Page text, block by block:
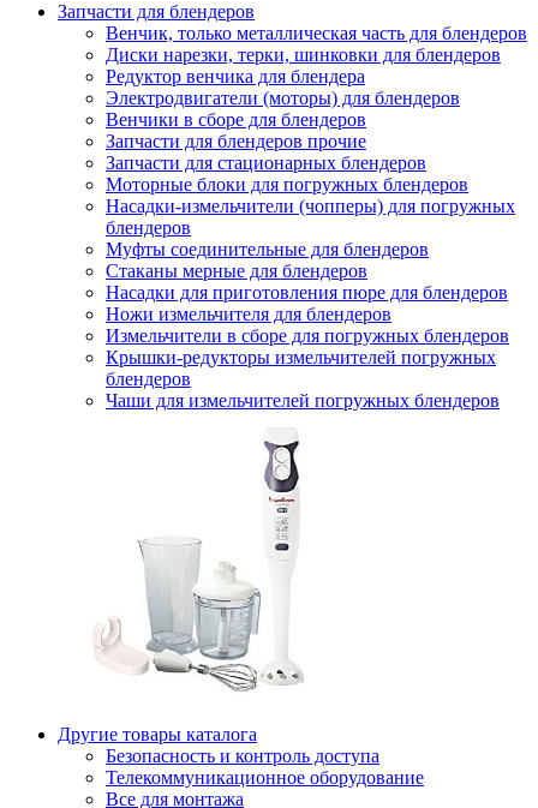
Запчасти для блендеров
Венчик, только металлическая часть для блендеров
Диски нарезки, терки, шинковки для блендеров
Редуктор венчика для блендера
Электродвигатели (моторы) для блендеров
Венчики в сборе для блендеров
Запчасти для блендеров прочие
Запчасти для стационарных блендеров
Моторные блоки для погружных блендеров
Насадки-измельчители (чопперы) для погружных
блендеров
Муфты соединительные для блендеров
Стаканы мерные для блендеров
Насадки для приготовления пюре для блендеров
Ножи измельчителя для блендеров
Измельчители в сборе для погружных блендеров
Крышки-редукторы измельчителей погружных
блендеров
Чаши для измельчителей погружных блендеров
Другие товары каталога
Безопасность и контроль доступа
Телекоммуникационное оборудование
Все для монтажа